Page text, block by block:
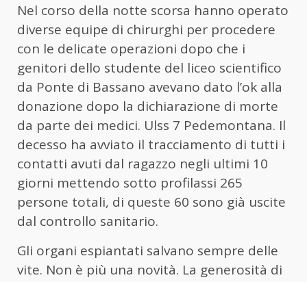
Nel corso della notte scorsa hanno operato
diverse equipe di chirurghi per procedere
con le delicate operazioni dopo che i
genitori dello studente del liceo scientifico
da Ponte di Bassano avevano dato l’ok alla
donazione dopo la dichiarazione di morte
da parte dei medici. Ulss 7 Pedemontana. Il
decesso ha avviato il tracciamento di tutti i
contatti avuti dal ragazzo negli ultimi 10
giorni mettendo sotto profilassi 265
persone totali, di queste 60 sono già uscite
dal controllo sanitario.
Gli organi espiantati salvano sempre delle
vite. Non è più una novità. La generosità di